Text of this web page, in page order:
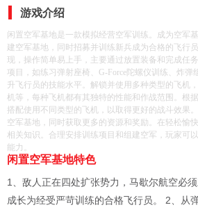
游戏介绍
闲置空军基地是一款模拟经营空军训练。成为空军
建空军基地，同时招募并训练新兵成为合格的飞行
现，操作简单易上手，主要通过放置装备和完成任
项目，如练习弹射座椅、G-Force陀螺仪训练、炸弹
升飞行员的技能水平。解锁并使用多种类型的飞机
机等，每种飞机都有其独特的性能和作战范围。根
搭配使用不同类型的飞机，以取得更好的战斗效果
空军基地，同时获取更多的资源和奖励。在轻松愉
相关知识。合理安排训练项目和组建空军，玩家可
能力。
闲置空军基地特色
1、敌人正在四处扩张势力，马歇尔航空必
成长为经受严苛训练的合格飞行员。 2、从